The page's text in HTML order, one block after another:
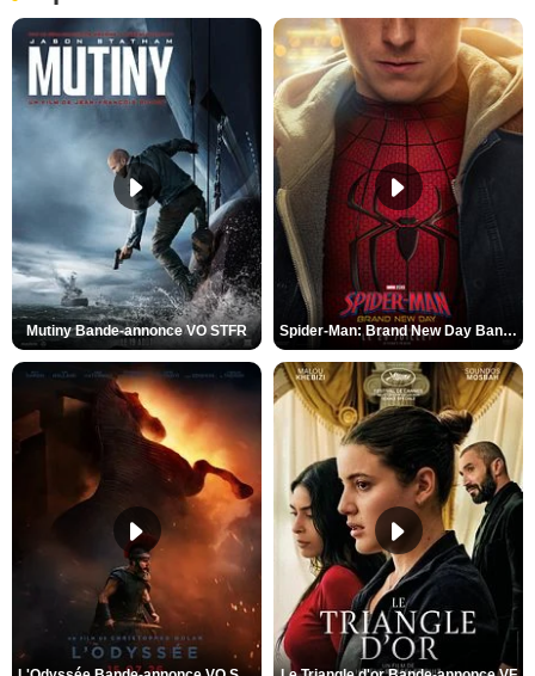
Mutiny Bande-annonce VO STFR Spider-Man: Brand New Day Bande-annonce VO STFR